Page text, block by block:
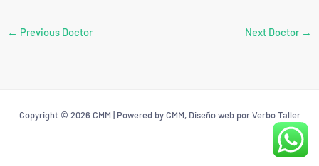
← Previous Doctor Next Doctor →
Copyright © 2026 CMM | Powered by CMM, Diseño web por Verbo Taller